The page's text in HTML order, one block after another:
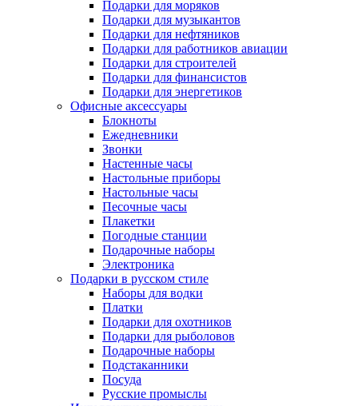
Подарки для моряков
Подарки для музыкантов
Подарки для нефтяников
Подарки для работников авиации
Подарки для строителей
Подарки для финансистов
Подарки для энергетиков
Офисные аксессуары
Блокноты
Ежедневники
Звонки
Настенные часы
Настольные приборы
Настольные часы
Песочные часы
Плакетки
Погодные станции
Подарочные наборы
Электроника
Подарки в русском стиле
Наборы для водки
Платки
Подарки для охотников
Подарки для рыболовов
Подарочные наборы
Подстаканники
Посуда
Русские промыслы